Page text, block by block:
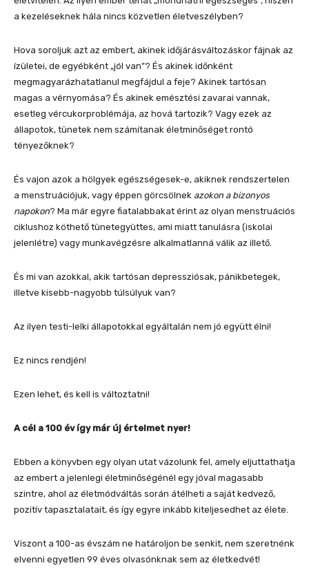
a kezeléseknek hála nincs közvetlen életveszélyben?
Hova soroljuk azt az embert, akinek időjárásváltozáskor fájnak az
ízületei, de egyébként „jól van”? És akinek időnként
megmagyarázhatatlanul megfájdul a feje? Akinek tartósan
magas a vérnyomása? És akinek emésztési zavarai vannak,
esetleg vércukorproblémája, az hová tartozik? Vagy ezek az
állapotok, tünetek nem számítanak életminőséget rontó
tényezőknek?
És vajon azok a hölgyek egészségesek-e, akiknek rendszertelen
a menstruációjuk, vagy éppen görcsölnek azokon a bizonyos
napokon? Ma már egyre fiatalabbakat érint az olyan menstruációs
ciklushoz köthető tünetegyüttes, ami miatt tanulásra (iskolai
jelenlétre) vagy munkavégzésre alkalmatlanná válik az illető.
És mi van azokkal, akik tartósan depressziósak, pánikbetegek,
illetve kisebb-nagyobb túlsúlyuk van?
Az ilyen testi-lelki állapotokkal egyáltalán nem jó együtt élni!
Ez nincs rendjén!
Ezen lehet, és kell is változtatni!
A cél a 100 év így már új értelmet nyer!
Ebben a könyvben egy olyan utat vázolunk fel, amely eljuttathatja
az embert a jelenlegi életminőségénél egy jóval magasabb
szintre, ahol az életmódváltás során átélheti a saját kedvező,
pozitív tapasztalatait, és így egyre inkább kiteljesedhet az élete.
Viszont a 100-as évszám ne határoljon be senkit, nem szeretnénk
elvenni egyetlen 99 éves olvasónknak sem az életkedvét!